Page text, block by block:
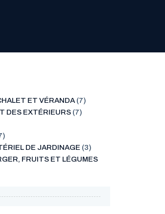
ET VÉRANDA(7)
DES EXTÉRIEURS(7)
DE JARDINAGE (3)
FRUITS ET LÉGUMES